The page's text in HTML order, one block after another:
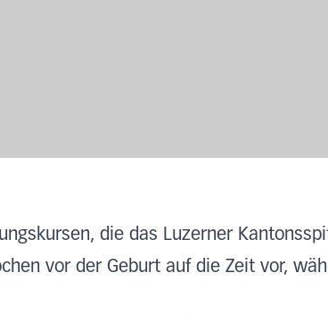
die das Luzerner
vor der Geburt auf die Zeit vor,